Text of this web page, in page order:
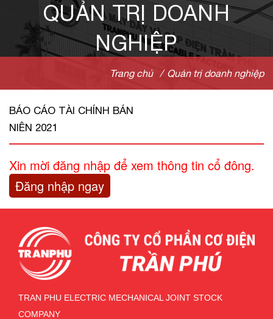
QUẢN TRỊ DOANH
NGHIỆP
Trang chủ / Quản trị doanh nghiệp
BÁO CÁO TÀI CHÍNH BÁN
NIÊN 2021
Xin mời đăng nhập để xem thông tin cổ đông.
Đăng nhập ngay
TRAN PHU ELECTRIC MECHANICAL JOINT STOCK
COMPANY